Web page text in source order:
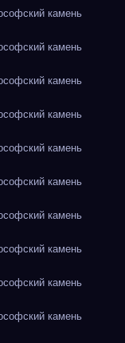
камень
камень
камень
камень
камень
камень
камень
камень
камень
камень